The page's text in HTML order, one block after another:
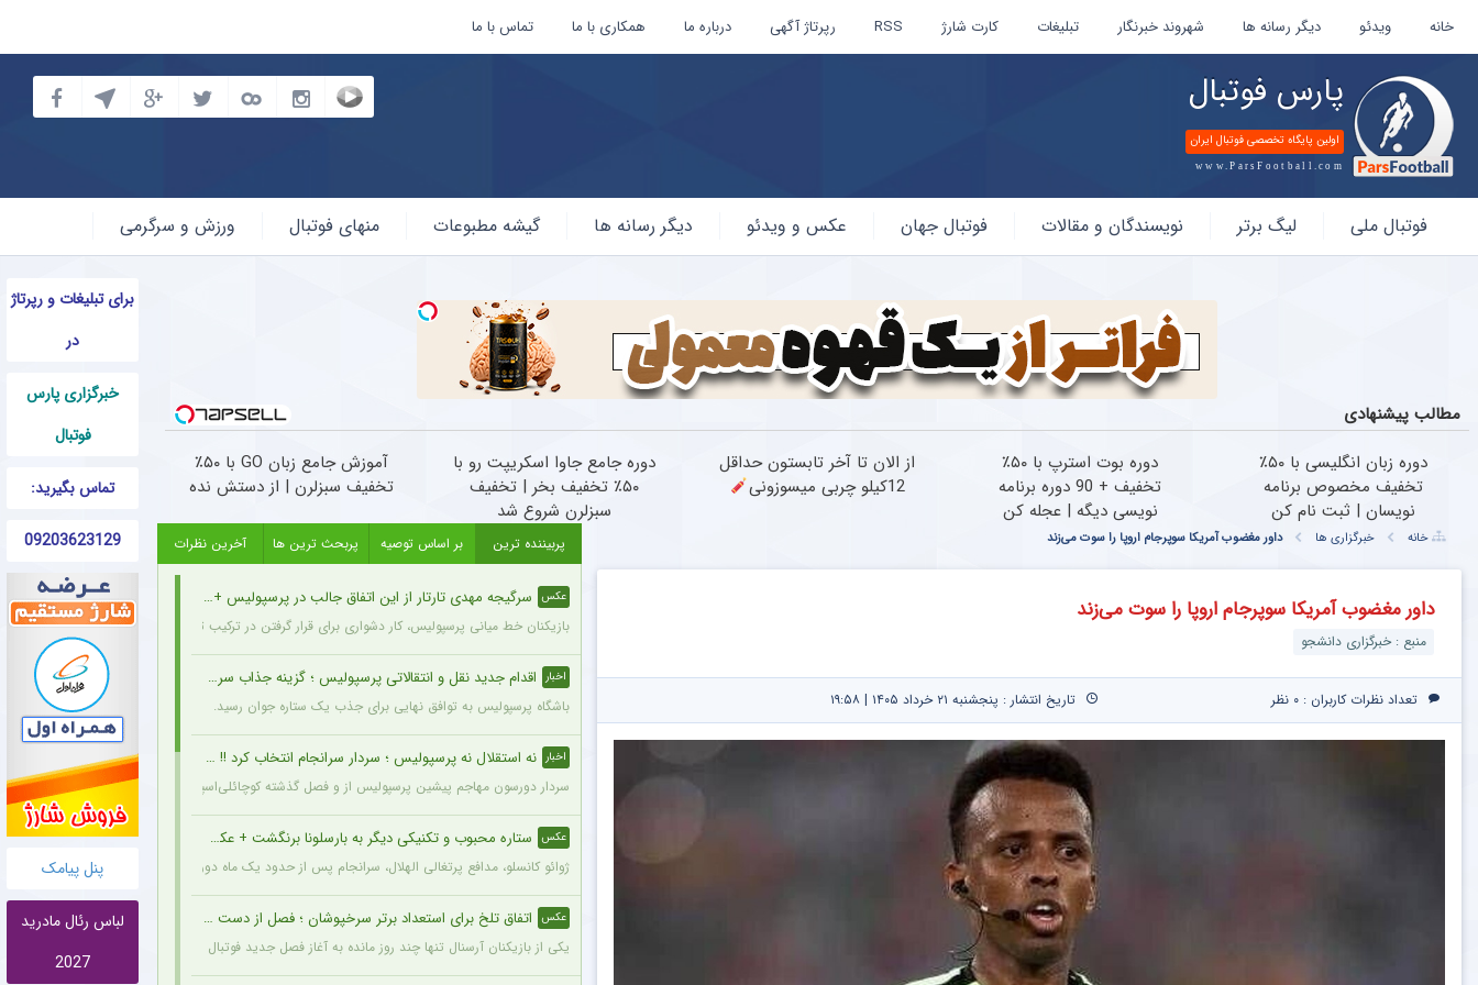
خانه ویدئو دیگر رسانه ها شهروند خبرنگار تبلیغات کارت شارژ RSS رپرتاژ آگهی درباره ما همکاری با ما تماس با ما
پارس فوتبال
اولین پایگاه تخصصی فوتبال ایران
www.ParsFootball.com
فوتبال
فوتبال ملی لیگ برتر نویسندگان و مقالات فوتبال جهان عکس و ویدئو دیگر رسانه ها گیشه مطبوعات منهای فوتبال ورزش و سرگرمی
برای تبلیغات و رپرتاژ
در
خبرگزاری پارس
فوتبال
تماس بگیرید:
09203623129
پنل پیامک
لباس رئال مادرید
2027
مطالب پیشنهادی
دوره زبان انگلیسی با ۵۰٪
تخفیف مخصوص برنامه
نویسان | ثبت نام کن
دوره بوت استرپ با ۵۰٪
تخفیف + 90 دوره برنامه
نویسی دیگه | عجله کن
از الان تا آخر تابستون حداقل
12کیلو چربی میسوزونی
دوره جامع جاوا اسکریپت رو با
۵۰٪ تخفیف بخر | تخفیف
سبزلرن شروع شد
آموزش جامع زبان GO با ۵۰٪
تخفیف سبزلرن | از دستش نده
خانه خبرگزاری ها داور مغضوب آمریکا سوپرجام اروپا را سوت می‌زند
داور مغضوب آمریکا سوپرجام اروپا را سوت می‌زند
منبع : خبرگزاری دانشجو
تعداد نظرات کاربران : ۰ نظر تاریخ انتشار : پنجشنبه ۲۱ خرداد ۱۴۰۵ | ۱۹:۵۸
پربیننده ترین بر اساس توصیه پربحث ترین ها آخرین نظرات
عکس سرگیجه مهدی تارتار از این اتفاق جالب در پرسپولیس + عکس
بازیکنان خط میانی پرسپولیس، کار دشواری برای قرار گرفتن در ترکیب ثابت این تیم خواهند داشت.
اخبار اقدام جدید نقل و انتقالاتی پرسپولیس ؛ گزینه جذاب سرخپوش می شود؟
باشگاه پرسپولیس به توافق نهایی برای جذب یک ستاره جوان رسید.
اخبار نه استقلال نه پرسپولیس ؛ سردار سرانجام انتخاب کرد !! + جزئیات
سردار دورسون مهاجم پیشین پرسپولیس از و فصل گذشته کوچائلی‌اسپور، با قراردادی یک‌ساله به تیم
عکس ستاره محبوب و تکنیکی دیگر به بارسلونا برنگشت + عکس
ژوائو کانسلو، مدافع پرتغالی الهلال، سرانجام پس از حدود یک ماه دوری، به باشگاه عربستانی بازگشت.
عکس اتفاق تلخ برای استعداد برتر سرخپوشان ؛ فصل از دست رفت ؟ + عکس
یکی از بازیکنان آرسنال تنها چند روز مانده به آغاز فصل جدید فوتبال انگلیس، دچار مصدومیتی بسیار